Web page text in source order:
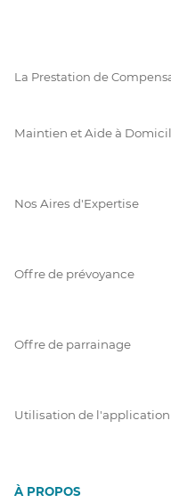
La Prestation de
Maintien et Aide à
Nos Aires d'Expertise
Offre de prévoyance
Offre de parrainage
Utilisation de
À PROPOS